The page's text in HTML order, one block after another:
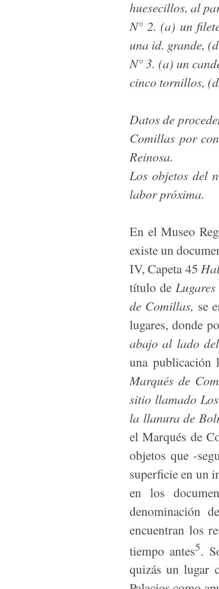
huesecillos, al
N° 2. (a) un
una id. grande,
N° 3. (a) un
cinco tornillos,
Datos de
Comillas por
Reinosa.
Los objetos del
labor próxima.
En el Museo
existe un
IV, Capeta 45
título de
de Comillas, se
lugares, donde
abajo al lado
una publicación
Marqués de
sitio llamado
la llanura de
el Marqués de
objetos que -
superficie en un
en los
denominación
encuentran los
tiempo antes5.
quizás un lugar